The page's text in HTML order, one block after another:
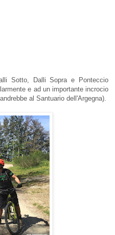
Sotto, Dalli Sopra e Ponteccio
e ad un importante incrocio
al Santuario dell'Argegna).